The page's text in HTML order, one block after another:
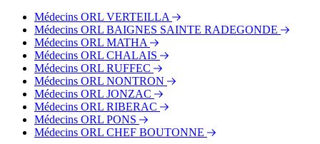
Médecins ORL VERTEILLA
Médecins ORL BAIGNES SAINTE RADEGONDE
Médecins ORL MATHA
Médecins ORL CHALAIS
Médecins ORL RUFFEC
Médecins ORL NONTRON
Médecins ORL JONZAC
Médecins ORL RIBERAC
Médecins ORL PONS
Médecins ORL CHEF BOUTONNE